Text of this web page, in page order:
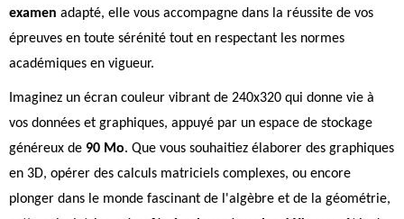
examen adapté, elle vous accompagne dans la réussite de vos
épreuves en toute sérénité tout en respectant les normes
académiques en vigueur.
Imaginez un écran couleur vibrant de 240x320 qui donne vie à
vos données et graphiques, appuyé par un espace de stockage
généreux de 90 Mo. Que vous souhaitiez élaborer des graphiques
en 3D, opérer des calculs matriciels complexes, ou encore
plonger dans le monde fascinant de l'algèbre et de la géométrie,